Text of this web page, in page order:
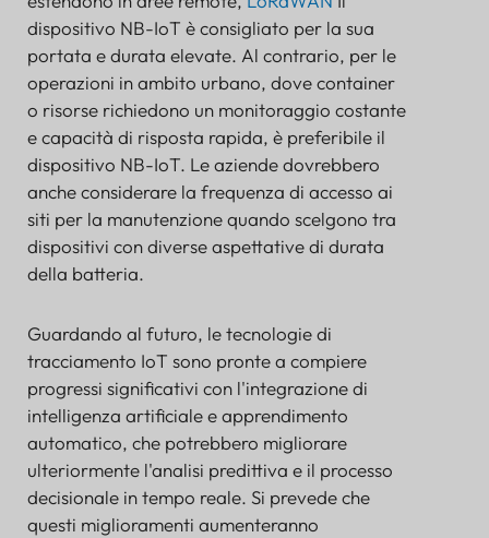
dispositivo NB-IoT è consigliato per la sua
portata e durata elevate. Al contrario, per le
operazioni in ambito urbano, dove container
o risorse richiedono un monitoraggio costante
e capacità di risposta rapida, è preferibile il
dispositivo NB-IoT. Le aziende dovrebbero
anche considerare la frequenza di accesso ai
siti per la manutenzione quando scelgono tra
dispositivi con diverse aspettative di durata
della batteria.
Guardando al futuro, le tecnologie di
tracciamento IoT sono pronte a compiere
progressi significativi con l'integrazione di
intelligenza artificiale e apprendimento
automatico, che potrebbero migliorare
ulteriormente l'analisi predittiva e il processo
decisionale in tempo reale. Si prevede che
questi miglioramenti aumenteranno